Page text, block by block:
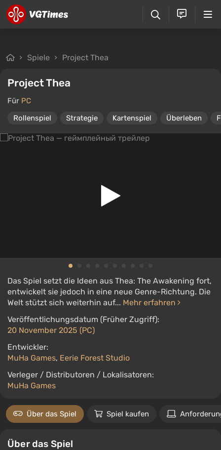
Spiele Project Thea
Project Thea
Für PC
Rollenspiel
Strategie Kartenspiel Überleben
Das Spiel setzt die Ideen aus Thea: The Awakening fort,
entwickelt sie jedoch in eine neue Genre-Richtung. Die
Welt stützt sich weiterhin auf... Mehr erfahren
Veröffentlichungsdatum (Früher Zugriff):
20 November 2025 (PC)
Entwickler:
MuHa Games, Eerie Forest Studio
Verleger / Distributoren / Lokalisatoren:
MuHa Games
Über das Spiel Spiel kaufen
Über das Spiel